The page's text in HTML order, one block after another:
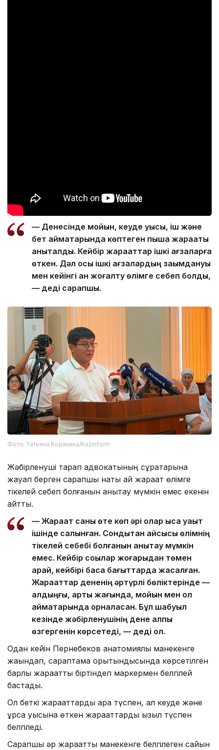
— Денесінде мойын, кеуде қуысы, іш және
бет аймақтарында көптеген пышақ жарақаты
анықталды. Кейбір жарақаттар ішкі ағзаларға
өткен. Дәл осы ішкі ағзалардың зақымдануы
мен кейінгі қан жоғалту өлімге себеп болды,
— деді сарапшы.
Фото: Татьяна Корякина/Kazinform
Жәбірленуші тарап адвокатының сұрақтарына
жауап берген сарапшы нақты қай жарақат өлімге
тікелей себеп болғанын анықтау мүмкін емес екенін
айтты.
— Жарақат саны өте көп әрі олар қысқа уақыт
ішінде салынған. Сондықтан қайсысы өлімнің
тікелей себебі болғанын анықтау мүмкін
емес. Кейбір соққылар жоғарыдан төмен
қарай, кейбірі басқа бағыттарда жасалған.
Жарақаттар дененің әртүрлі бөліктерінде —
алдыңғы, артқы жағында, мойын мен қол
аймақтарында орналасқан. Бұл шабуыл
кезінде жәбірленушінің дене қалпы
өзгергенін көрсетеді, — деді ол.
Одан кейін Пернебеков анатомиялық манекенге
жақындап, сараптама қорытындысында көрсетілген
барлық жарақатты біртіндеп маркермен белгілей
бастады.
Ол беткі жарақаттарды қара түспен, ал кеуде және
құрсақ қуысына өткен жарақаттарды қызыл түспен
белгіледі.
Сарапшы әр жарақатты манекенге белгілеген сайын